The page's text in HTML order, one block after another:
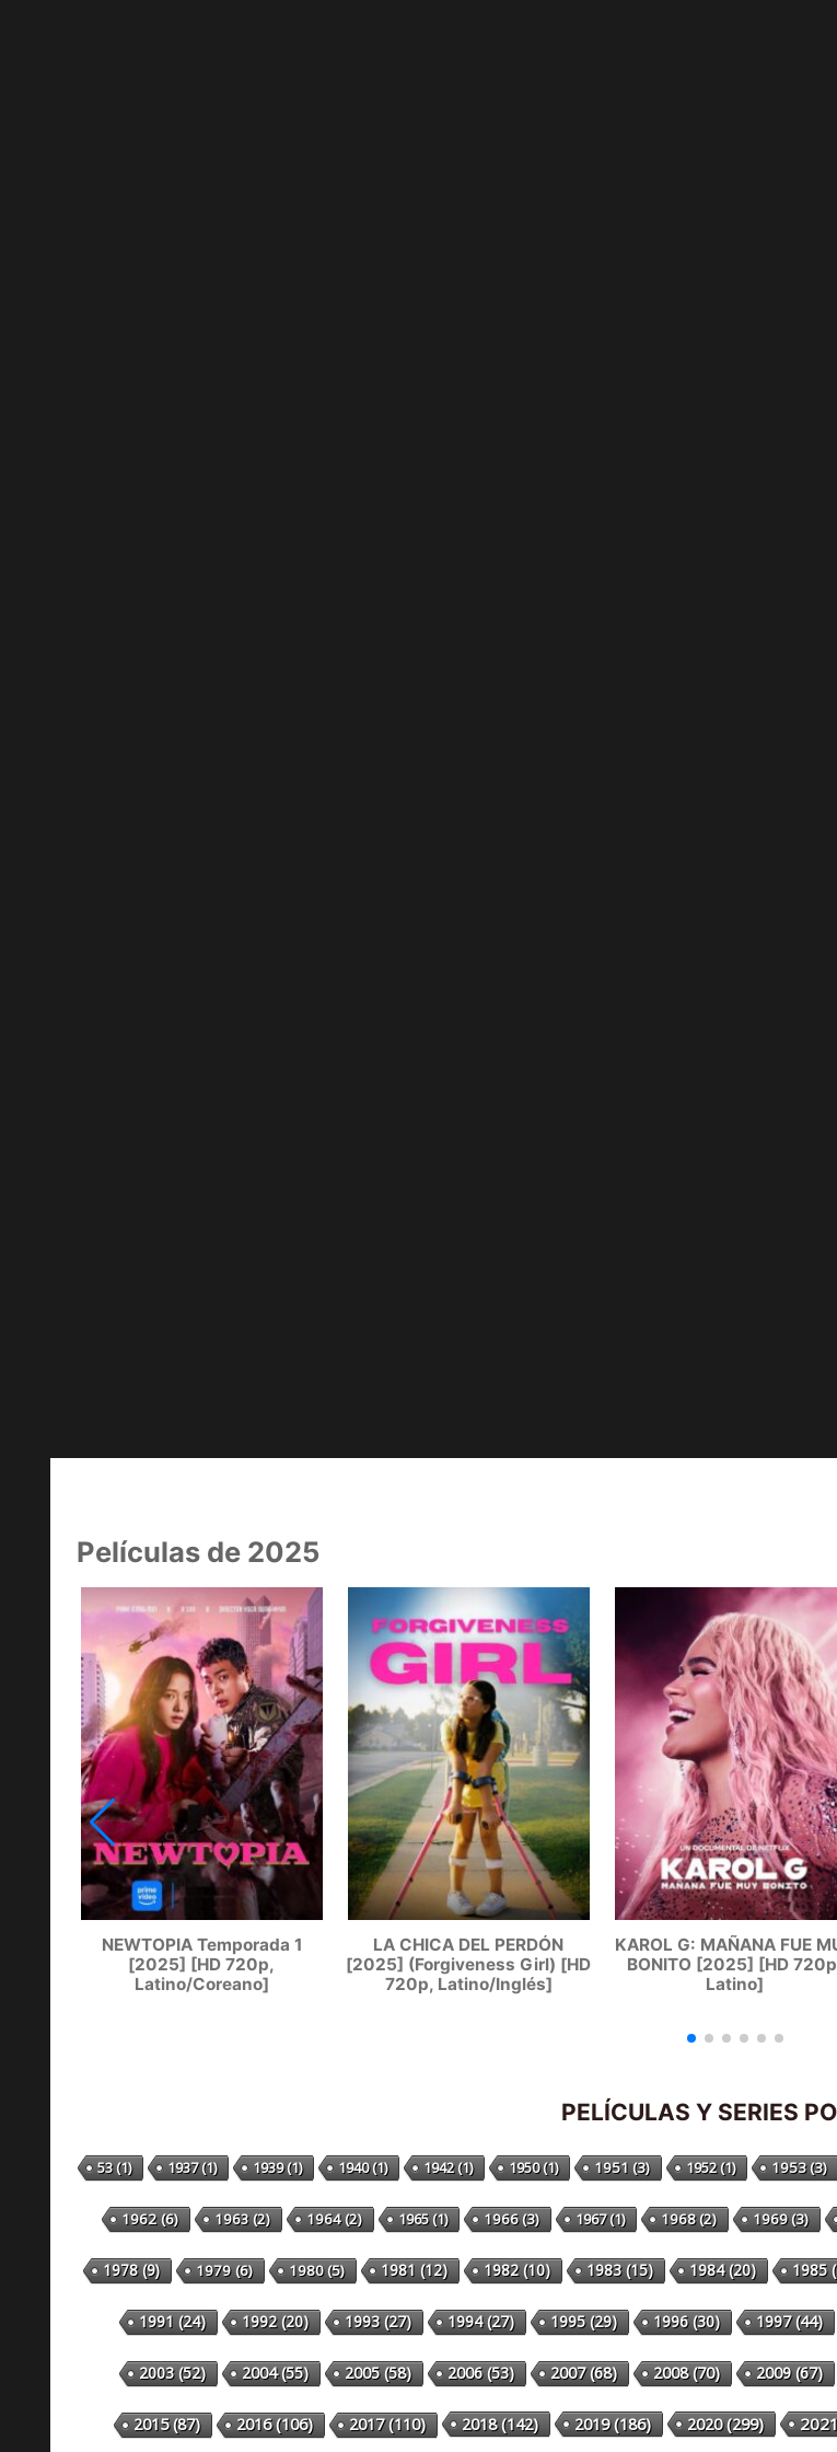
Películas de 2025
NEWTOPIA Temporada 1
[2025] [HD 720p,
Latino/Coreano]
LA CHICA DEL PERDÓN
[2025] (Forgiveness Girl) [HD
720p, Latino/Inglés]
KAROL G: MAÑANA FUE
BONITO [2025] [HD
Latino]
PELÍCULAS Y SERIES
53(1) 1937(1) 1939(1) 1940(1) 1942(1) 1950(1) 1951 (3) 1952(1) 1953(3)
1962(6) 1963(2) 1964(2) 1965(1) 1966(3) 1967(1) 1968(2) 1969(3)
1978(9) 1979(6) 1980(5) 1981 (12) 1982(10) 1983(15) 1984(20) 1985
1991 (24) 1992(20) 1993(27) 1994(27) 1995(29) 1996(30) 1997(44)
2003(52) 2004(55) 2005(58) 2006(53) 2007(68) 2008(70) 2009(67)
2015(87) 2016(106) 2017(110) 2018(142) 2019(186) 2020(299)